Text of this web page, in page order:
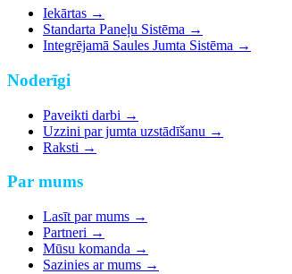
Iekārtas →
Standarta Paneļu Sistēma →
Integrējamā Saules Jumta Sistēma →
Noderīgi
Paveikti darbi →
Uzzini par jumta uzstādīšanu →
Raksti →
Par mums
Lasīt par mums →
Partneri →
Mūsu komanda →
Sazinies ar mums →